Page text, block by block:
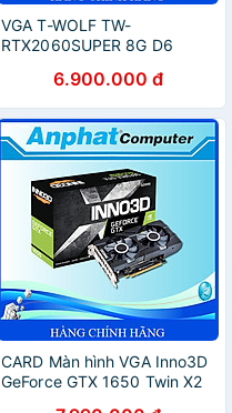
VGA T-WOLF TW-
RTX2060SUPER 8G D6
DP*3/2Fan/8pin) - Hàng
Chính Hãng
6.900.000 đ
CARD Màn hình VGA Inno3D
GeForce GTX 1650 Twin X2